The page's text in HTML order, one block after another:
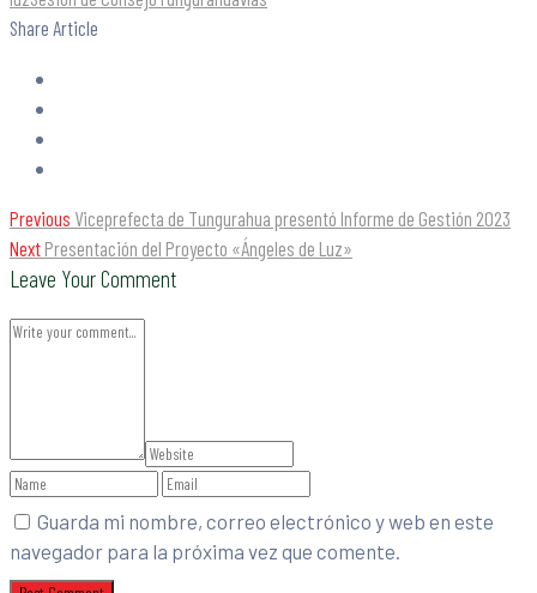
Share Article
Previous Viceprefecta de Tungurahua presentó Informe de Gestión 2023
Next Presentación del Proyecto «Ángeles de Luz»
Leave Your Comment
Guarda mi nombre, correo electrónico y web en este
navegador para la próxima vez que comente.